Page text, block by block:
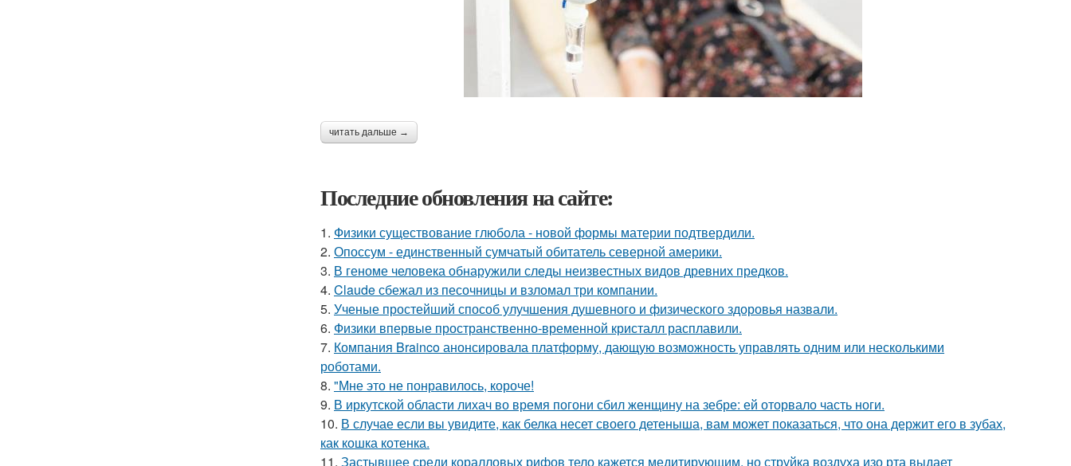
читать дальше →
Последние обновления на сайте:
1. Физики существование глюбола - новой формы материи подтвердили.
2. Опоссум - единственный сумчатый обитатель северной америки.
3. В геноме человека обнаружили следы неизвестных видов древних предков.
4. Claude сбежал из песочницы и взломал три компании.
5. Ученые простейший способ улучшения душевного и физического здоровья назвали.
6. Физики впервые пространственно-временной кристалл расплавили.
7. Компания Brainco анонсировала платформу, дающую возможность управлять одним или несколькими
роботами.
8. "Мне это не понравилось, короче!
9. В иркутской области лихач во время погони сбил женщину на зебре: ей оторвало часть ноги.
10. В случае если вы увидите, как белка несет своего детеныша, вам может показаться, что она держит его в зубах,
как кошка котенка.
11. Застывшее среди коралловых рифов тело кажется медитирующим, но струйка воздуха изо рта выдает